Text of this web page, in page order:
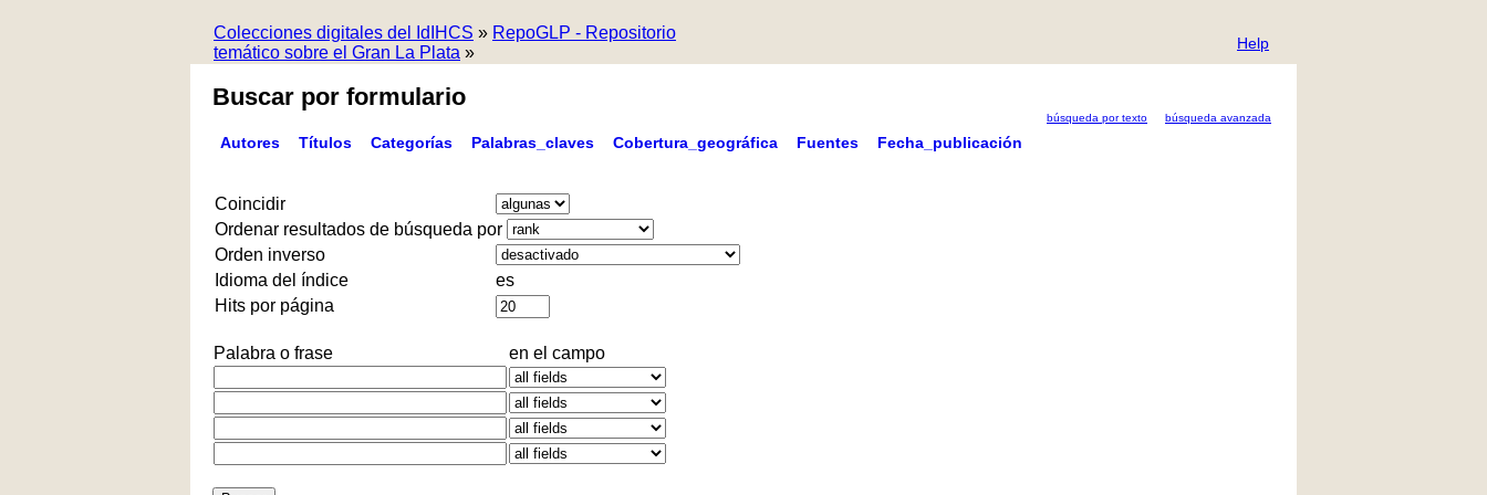
Colecciones digitales del IdIHCS » RepoGLP - Repositorio
temático sobre el Gran La Plata » Help
Buscar por formulario
búsqueda por texto búsqueda avanzada
Autores Títulos Categorías Palabras_claves Cobertura_geográfica Fuentes Fecha_publicación
Coincidir
Ordenar resultados de búsqueda por
Orden inverso
Idioma del índice
es
Hits por página
Palabra o frase en el campo